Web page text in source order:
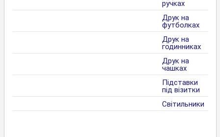
ручках
Друк на
футболках
Друк на
годинниках
Друк на
чашках
Підставки
під візитки
Світильники